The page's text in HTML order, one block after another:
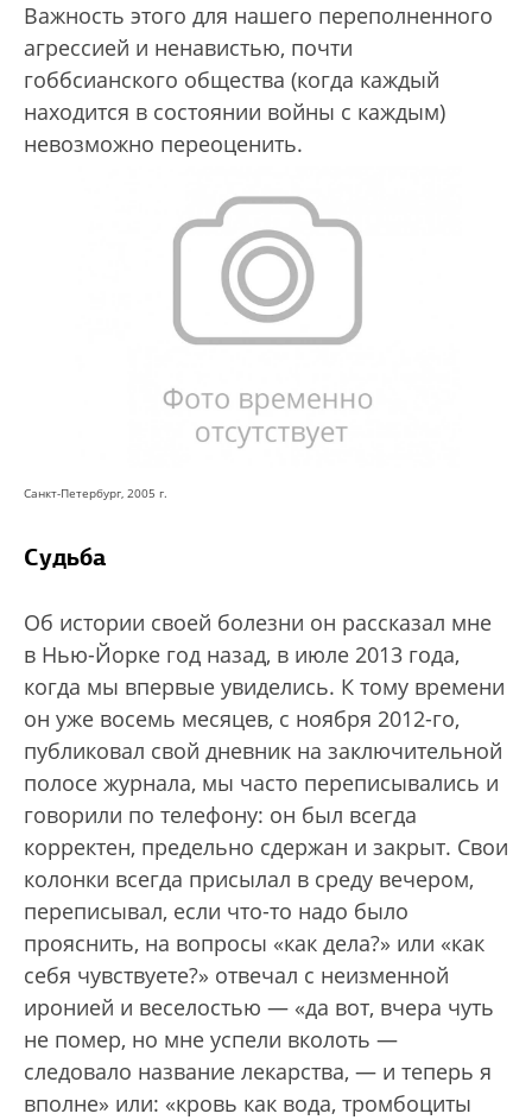
Важность этого для нашего переполненного
агрессией и ненавистью, почти
гоббсианского общества (когда каждый
находится в состоянии войны с каждым)
невозможно переоценить.
Санкт-Петербург, 2005 г.
Судьба
Об истории своей болезни он рассказал мне
в Нью-Йорке год назад, в июле 2013 года,
когда мы впервые увиделись. К тому времени
он уже восемь месяцев, с ноября 2012-го,
публиковал свой дневник на заключительной
полосе журнала, мы часто переписывались и
говорили по телефону: он был всегда
корректен, предельно сдержан и закрыт. Свои
колонки всегда присылал в среду вечером,
переписывал, если что-то надо было
прояснить, на вопросы «как дела?» или «как
себя чувствуете?» отвечал с неизменной
иронией и веселостью — «да вот, вчера чуть
не помер, но мне успели вколоть —
следовало название лекарства, — и теперь я
вполне» или: «кровь как вода, тромбоциты